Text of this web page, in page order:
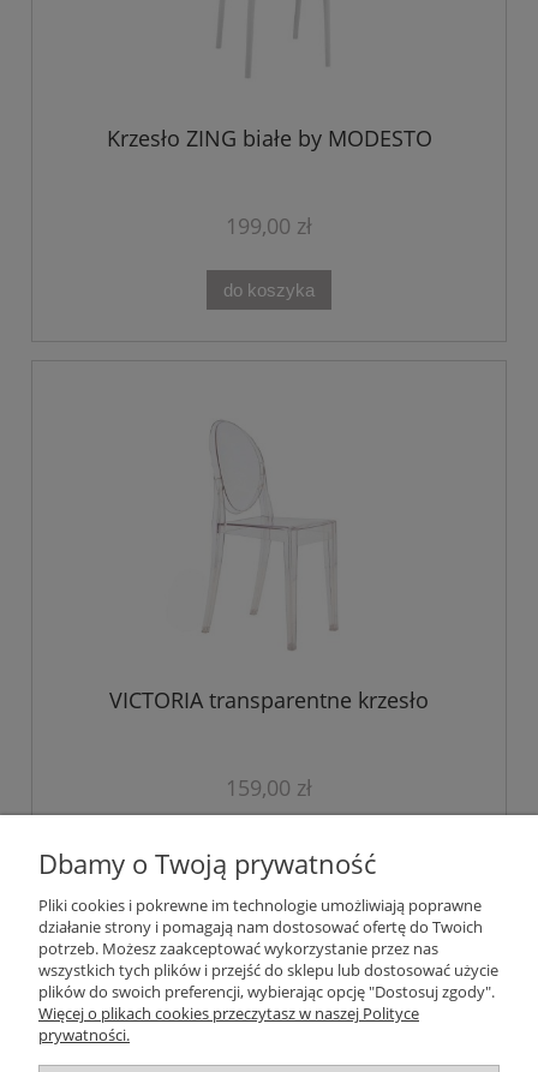
Krzesło ZING białe by MODESTO
199,00 zł
do koszyka
VICTORIA transparentne krzesło
159,00 zł
Pomoc
Moje konto
Płatności i dostawa
Dbamy o Twoją prywatność
Pliki cookies i pokrewne im technologie umożliwiają poprawne
działanie strony i pomagają nam dostosować ofertę do Twoich
potrzeb. Możesz zaakceptować wykorzystanie przez nas
wszystkich tych plików i przejść do sklepu lub dostosować użycie
plików do swoich preferencji, wybierając opcję "Dostosuj zgody".
Więcej o plikach cookies przeczytasz w naszej Polityce
prywatności.